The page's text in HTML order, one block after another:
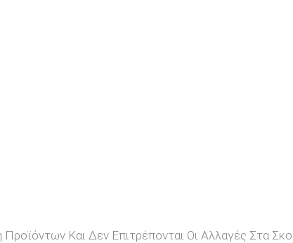
Και Δεν Επιτρέπονται Οι Αλλαγές Στα